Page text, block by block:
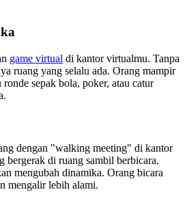
game virtual di kantor virtualmu. Tanpa
ruang yang selalu ada. Orang mampir
ronde sepak bola, poker, atau catur
dengan "walking meeting" di kantor
bergerak di ruang sambil berbicara.
mengubah dinamika. Orang bicara
mengalir lebih alami.